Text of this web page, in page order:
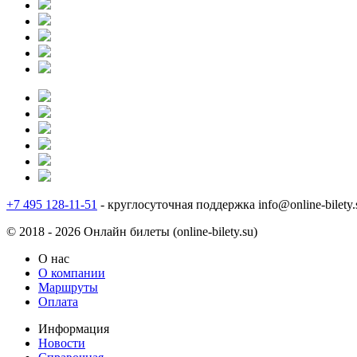
+7 495 128-11-51 - круглосуточная поддержка info@online-
© 2018 - 2026 Онлайн билеты (online-bilety.su)
О нас
О компании
Маршруты
Оплата
Информация
Новости